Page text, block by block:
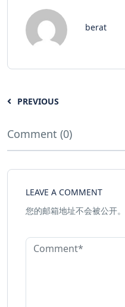
berat
PREVIOUS
Comment (0)
LEAVE A COMMENT
您的邮箱地址不会被公开。